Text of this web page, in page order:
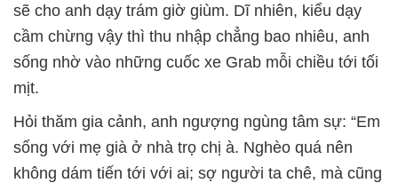
sẽ cho anh dạy trám giờ giùm. Dĩ nhiên, kiểu dạy
cầm chừng vậy thì thu nhập chẳng bao nhiêu, anh
sống nhờ vào những cuốc xe Grab mỗi chiều tới tối
mịt.
Hỏi thăm gia cảnh, anh ngượng ngùng tâm sự: “Em
sống với mẹ già ở nhà trọ chị à. Nghèo quá nên
không dám tiến tới với ai; sợ người ta chê, mà cũng